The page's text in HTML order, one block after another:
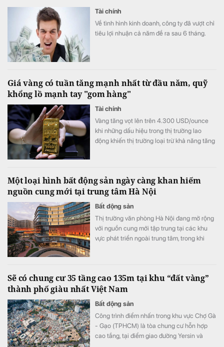
Tài chính
Về tình hình kinh doanh, công ty đã vượt chỉ
tiêu lợi nhuận cả năm đề ra sau 6 tháng.
Giá vàng có tuần tăng mạnh nhất từ đầu năm, quỹ
khổng lồ mạnh tay "gom hàng"
Tài chính
Vàng tăng vọt lên trên 4.300 USD/ounce
khi những dấu hiệu trong thị trường lao
động khiến thị trường loại trừ khả năng tăng
Một loại hình bất động sản ngày càng khan hiếm
nguồn cung mới tại trung tâm Hà Nội
Bất động sản
Thị trường văn phòng Hà Nội đang mở rộng
với nguồn cung mới tập trung tại các khu
vực phát triển ngoài trung tâm, trong khi
Sẽ có chung cư 35 tầng cao 135m tại khu “đất vàng”
thành phố giàu nhất Việt Nam
Bất động sản
Công trình điểm nhấn trong khu vực Chợ Gà
- Gạo (TPHCM) là tòa chung cư hỗn hợp
cao tầng, tại điểm giao đường Yersin và